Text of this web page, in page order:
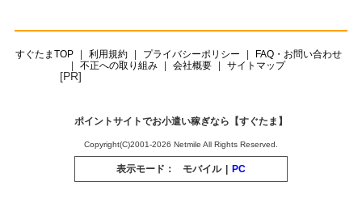
すぐたまTOP 利用規約 プライバシーポリシー
FAQ・お問い合わせ
不正への取り組み
会社概要 サイトマップ
[PR]
ポイントサイトでお小遣い稼ぎなら【すぐたま】
Copyright(C)2001-2026 Netmile All Rights Reserved.
表示モード： モバイル PC